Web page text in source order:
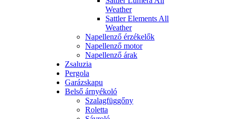
Weather
Sattler Elements All
Weather
Napellenző érzékelők
Napellenző motor
Napellenző árak
Zsaluzia
Pergola
Garázskapu
Belső árnyékoló
Szalagfüggőny
Roletta